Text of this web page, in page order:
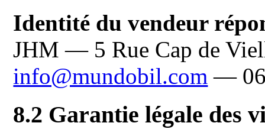
Identité du vendeur
JHM — 5 Rue Cap de
info@mundobil.com — 06
8.2 Garantie légale des